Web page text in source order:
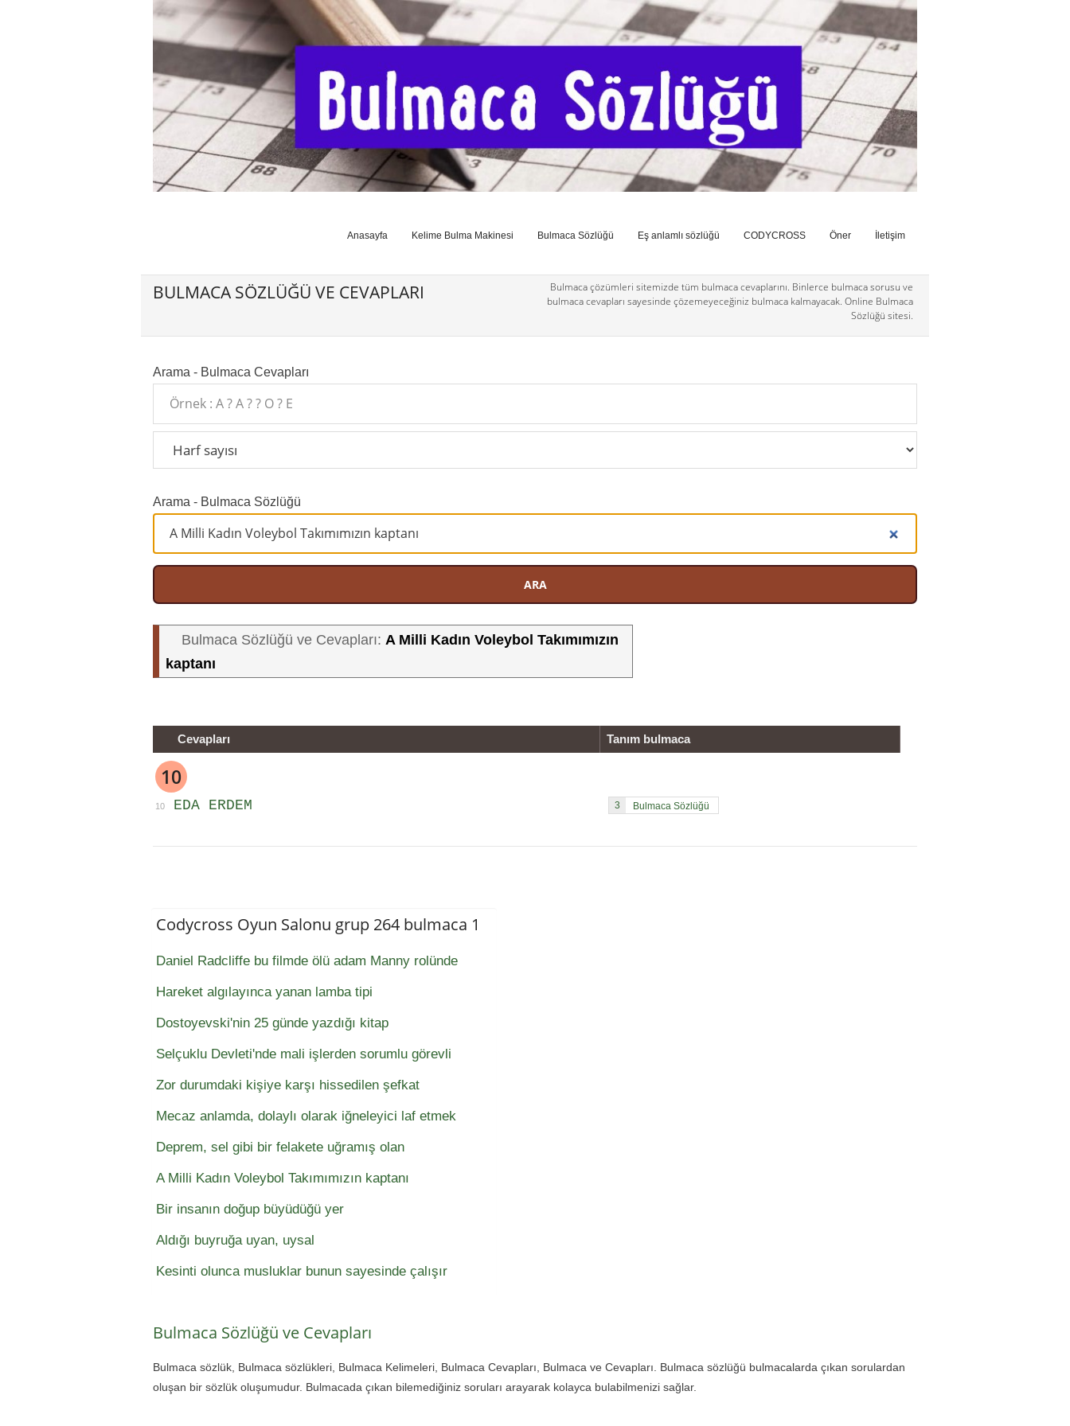
Anasayfa Kelime Bulma Makinesi Bulmaca Sözlüğü Eş anlamlı sözlüğü CODYCROSS Öner İletişim
BULMACA SÖZLÜĞÜ VE CEVAPLARI
Bulmaca çözümleri sitemizde tüm bulmaca cevaplarını. Binlerce bulmaca sorusu ve
bulmaca cevapları sayesinde çözemeyeceğiniz bulmaca kalmayacak. Online Bulmaca
Sözlüğü sitesi.
Arama - Bulmaca Cevapları
Arama - Bulmaca Sözlüğü
ARA
Bulmaca Sözlüğü ve Cevapları: A Milli Kadın Voleybol Takımımızın
kaptanı
Cevapları Tanım bulmaca
10
10 EDA ERDEM 3
Codycross Oyun Salonu grup 264 bulmaca 1
Daniel Radcliffe bu filmde ölü adam Manny rolünde
Hareket algılayınca yanan lamba tipi
Dostoyevski'nin 25 günde yazdığı kitap
Selçuklu Devleti'nde mali işlerden sorumlu görevli
Zor durumdaki kişiye karşı hissedilen şefkat
Mecaz anlamda, dolaylı olarak iğneleyici laf etmek
Deprem, sel gibi bir felakete uğramış olan
A Milli Kadın Voleybol Takımımızın kaptanı
Bir insanın doğup büyüdüğü yer
Aldığı buyruğa uyan, uysal
Kesinti olunca musluklar bunun sayesinde çalışır
Bulmaca Sözlüğü ve Cevapları
Bulmaca sözlük, Bulmaca sözlükleri, Bulmaca Kelimeleri, Bulmaca Cevapları, Bulmaca ve Cevapları. Bulmaca sözlüğü bulmacalarda çıkan sorulardan
oluşan bir sözlük oluşumudur. Bulmacada çıkan bilemediğiniz soruları arayarak kolayca bulabilmenizi sağlar.